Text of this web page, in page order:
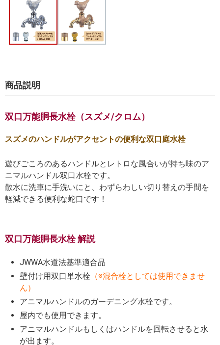
商品説明
双口万能胴長水栓（スズメ/クロム）
スズメのハンドルがアクセントの便利な双口庭水栓
遊びごころのあるハンドルとレトロな風合いが持ち味のア
ニマルハンドル双口水栓です。
散水に洗車に手洗いにと、わずらわしい切り替えの手間を
軽減できる便利な蛇口です！
双口万能胴長水栓 解説
JWWA水道法基準適合品
壁付け用双口単水栓 （※混合栓としては使用できませ
ん）
アニマルハンドルのガーデニング水栓です。
屋内でも使用できます。
アニマルハンドルもしくはハンドルを回転させると水
が出ます。